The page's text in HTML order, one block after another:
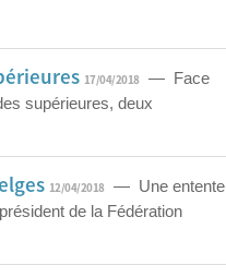
17/04/2018 — Face
supérieures, deux
12/04/2018 — Une entente
de la Fédération